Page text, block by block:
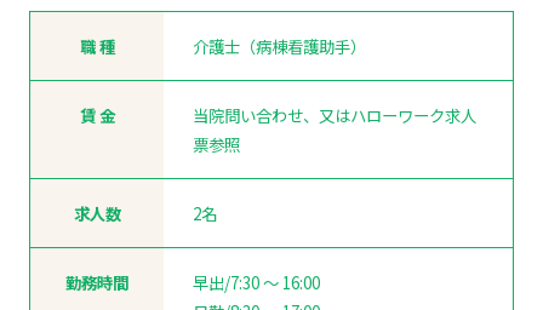
職 種 介護士（病棟看護助手）
賃 金
当院問い合わせ、又はハローワーク求人
票参照
求人数 2名
勤務時間
早出/7:30 ～ 16:00